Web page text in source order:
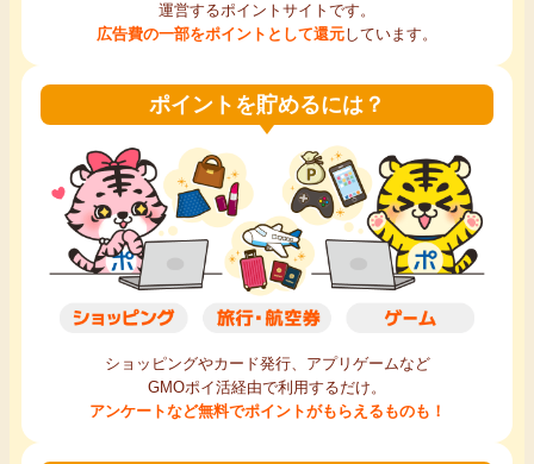
運営するポイントサイトです。
広告費の一部をポイントとして還元しています。
ポイントを貯めるには？
ショッピングやカード発行、アプリゲームなど
GMOポイ活経由で利用するだけ。
アンケートなど無料でポイントがもらえるものも！